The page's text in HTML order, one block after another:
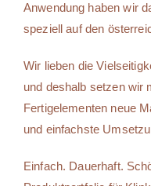
Anwendung haben wir
speziell auf den
Wir lieben die
und deshalb setzen wir
Fertigelementen neue
und einfachste
Einfach. Dauerhaft.